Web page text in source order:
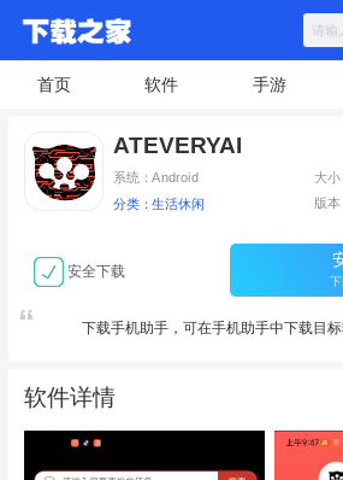
首页 软件 手游
ATEVERYAI
系统：Android 大
分类：生活休闲 版
安全下载
下载手机助手，可在手机助手中下载目
软件详情